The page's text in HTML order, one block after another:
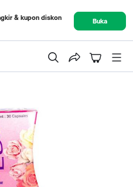
& kupon diskon
Buka